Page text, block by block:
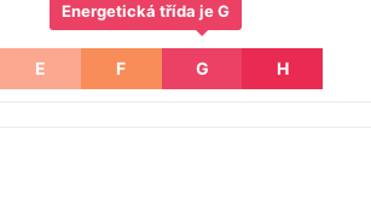
E F G
Energetická třída je G
H